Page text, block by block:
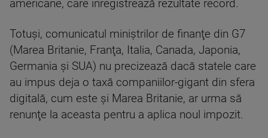
americane, care înregistrează rezultate record.
Totuşi, comunicatul miniştrilor de finanţe din G7
(Marea Britanie, Franţa, Italia, Canada, Japonia,
Germania şi SUA) nu precizează dacă statele care
au impus deja o taxă companiilor-gigant din sfera
digitală, cum este şi Marea Britanie, ar urma să
renunţe la aceasta pentru a aplica noul impozit.